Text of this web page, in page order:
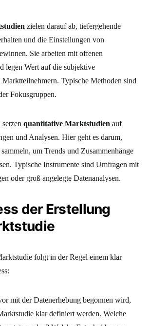
zielen darauf ab, tiefergehende
und die Einstellungen von
Sie arbeiten mit offenen
legen Wert auf die subjektive
Typische Methoden sind
Fokusgruppen.
quantitative Marktstudien auf
und Analysen. Hier geht es darum,
um Trends und Zusammenhänge
Typische Instrumente sind Umfragen mit
oder groß angelegte Datenanalysen.
der Erstellung
folgt in der Regel einem klar
mit der Datenerhebung begonnen wird,
klar definiert werden. Welche